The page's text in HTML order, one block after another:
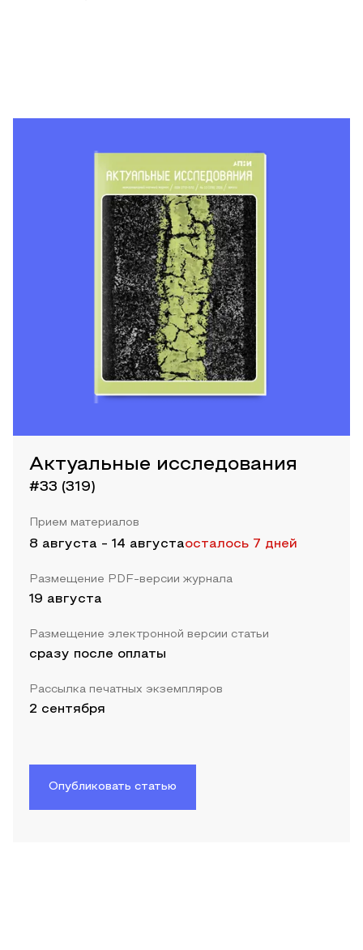
Актуальные исследования
#33 (319)
Прием материалов
8 августа - 14 августаосталось 7 дней
Размещение PDF-версии журнала
19 августа
Размещение электронной версии статьи
сразу после оплаты
Рассылка печатных экземпляров
2 сентября
Опубликовать статью